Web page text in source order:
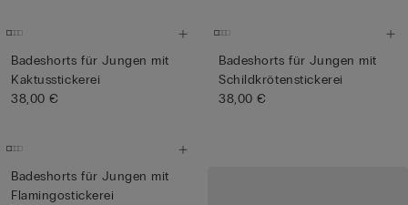
Badeshorts für Jungen mit
Kaktusstickerei
38,00 €
Badeshorts für Jungen mit
Schildkrötenstickerei
38,00 €
Badeshorts für Jungen mit
Flamingostickerei